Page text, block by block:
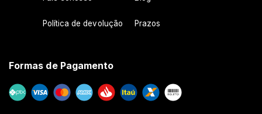
Política de devolução Prazos
Formas de Pagamento